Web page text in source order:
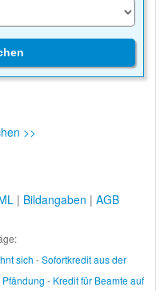
>>
| Bildangaben | AGB
sich -Sofortkredit aus der
Pfändung - Kredit für Beamte auf